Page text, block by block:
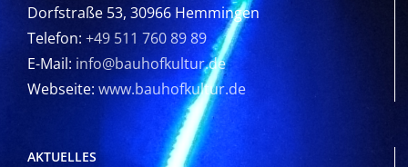
Dorfstraße 53, 30966 Hemmingen
Telefon: +49 511 760 89 89
E-Mail: info@bauhofkultur.de
Webseite: www.bauhofkultur.de
AKTUELLES